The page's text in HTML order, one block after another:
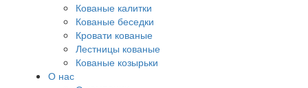
Кованые калитки
Кованые беседки
Кровати кованые
Лестницы кованые
Кованые козырьки
О нас